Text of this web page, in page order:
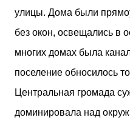
улицы. Дома были
без окон, освещались в
многих домах была
поселение обносилось
Центральная громада
доминировала над